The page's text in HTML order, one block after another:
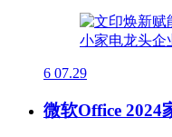
6 07.29
微软Office 2024